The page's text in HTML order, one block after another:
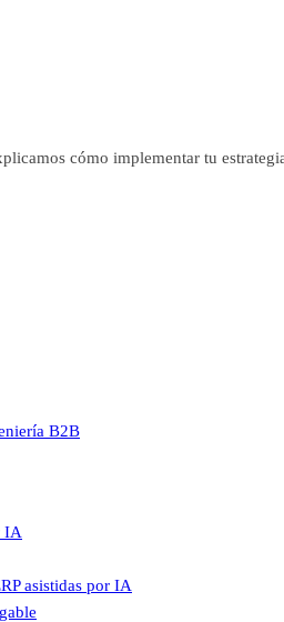
cómo implementar tu
B2B
IA
asistidas por IA